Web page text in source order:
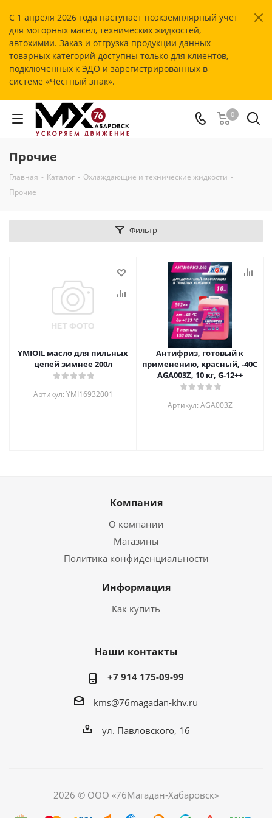
С 1 апреля 2026 года наступает поэкземплярный учет
для моторных масел, технических жидкостей,
автохимии. Заказ и отгрузка продукции данных
товарных категорий доступны только для клиентов,
подключенных к ЭДО и зарегистрированных в
системе «Честный знак».
0
Прочие
Главная - Каталог - Охлаждающие и технические жидкости -
Прочие
Фильтр
YMIOIL масло для пильных
цепей зимнее 200л
Артикул: YMI16932001
Антифриз, готовый к
применению, красный, -40С
AGA003Z, 10 кг, G-12++
Артикул: AGA003Z
Компания
О компании
Магазины
Политика конфиденциальности
Информация
Как купить
Наши контакты
+7 914 175-09-99‬
kms@76magadan-khv.ru
ул. Павловского, 16
2026 © ООО «76Магадан-Хабаровск»